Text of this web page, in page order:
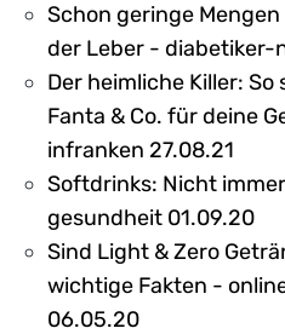
Schon geringe
der Leber - diabetiker-
Der heimliche Killer:
Fanta & Co. für deine
infranken 27.08.21
Softdrinks: Nicht
gesundheit 01.09.20
Sind Light & Zero
wichtige Fakten -
06.05.20